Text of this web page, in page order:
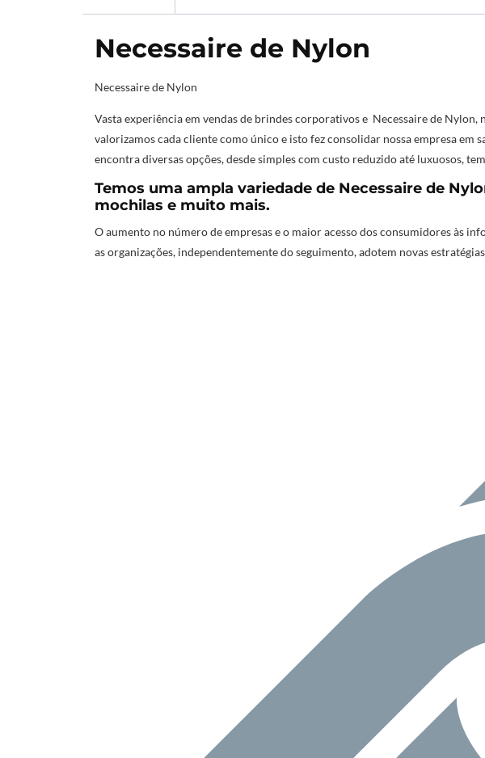
Necessaire de Nylon
Necessaire de Nylon
Vasta experiência em vendas de brindes corporativos e Necessaire de
valorizamos cada cliente como único e isto fez consolidar nossa empresa em
encontra diversas opções, desde simples com custo reduzido até luxuosos,
Temos uma ampla variedade de Necessaire de
mochilas e muito mais.
O aumento no número de empresas e o maior acesso dos consumidores às
as organizações, independentemente do seguimento, adotem novas